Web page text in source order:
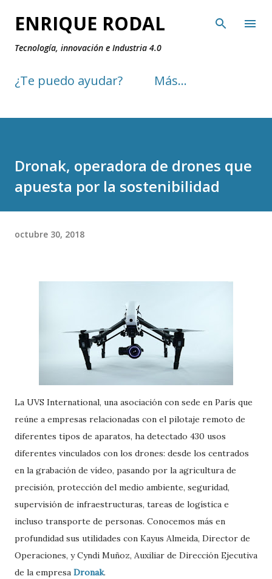
Ir al contenido principal
ENRIQUE RODAL
Tecnología, innovación e Industria 4.0
¿Te puedo ayudar? Más…
Dronak, operadora de drones que
apuesta por la sostenibilidad
octubre 30, 2018
La UVS International, una asociación con sede en París que
reúne a empresas relacionadas con el pilotaje remoto de
diferentes tipos de aparatos, ha detectado 430 usos
diferentes vinculados con los drones: desde los centrados
en la grabación de vídeo, pasando por la agricultura de
precisión, protección del medio ambiente, seguridad,
supervisión de infraestructuras, tareas de logística e
incluso transporte de personas. Conocemos más en
profundidad sus utilidades con Kayus Almeida, Director de
Operaciones, y Cyndi Muñoz, Auxiliar de Dirección Ejecutiva
de la empresa Dronak.